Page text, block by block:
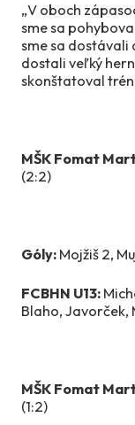
„V oboch
sme sa
sme sa dostávali
dostali veľký
skonštatoval
MŠK Fomat
(2:2)
Góly: Mojžiš 2,
FCBHN U13:
Blaho, Javorček,
MŠK Fomat
(1:2)